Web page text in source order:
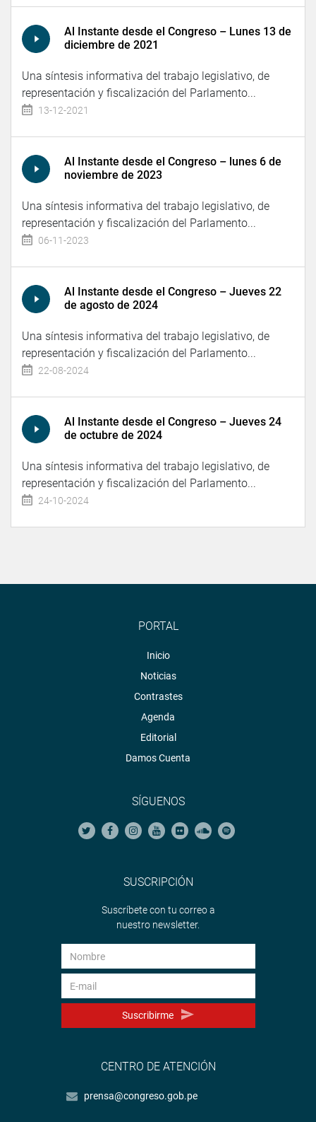
Al Instante desde el Congreso – Lunes 13 de
diciembre de 2021
Una síntesis informativa del trabajo legislativo, de
representación y fiscalización del Parlamento...
13-12-2021
Al Instante desde el Congreso – lunes 6 de
noviembre de 2023
Una síntesis informativa del trabajo legislativo, de
representación y fiscalización del Parlamento...
06-11-2023
Al Instante desde el Congreso – Jueves 22
de agosto de 2024
Una síntesis informativa del trabajo legislativo, de
representación y fiscalización del Parlamento...
22-08-2024
Al Instante desde el Congreso – Jueves 24
de octubre de 2024
Una síntesis informativa del trabajo legislativo, de
representación y fiscalización del Parlamento...
24-10-2024
PORTAL
Inicio
Noticias
Contrastes
Agenda
Editorial
Damos Cuenta
SÍGUENOS
SUSCRIPCIÓN
Suscríbete con tu correo a
nuestro newsletter.
Suscribirme
CENTRO DE ATENCIÓN
prensa@congreso.gob.pe